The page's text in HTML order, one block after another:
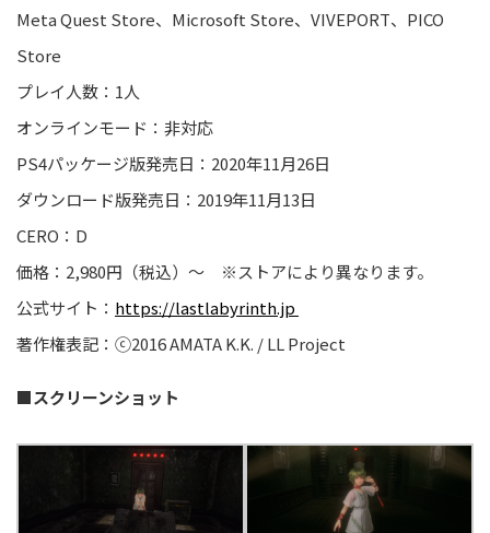
MetaQuest Store、Microsoft Store、 VIVEPORT、 PICO
Store
プレイ人数：1人
オンラインモード：非対応
PS4パッケージ版発売日：2020年11月26日
ダウンロード版発売日：2019年11月13日
CERO： D
価格： 2,980円（税込） ～ ※ストアにより異なります。
公式サイト： https://lastlabyrinth.jp
著作権表記： ⓒ2016 AMATA K.K. / LL Project
■スクリーンショット